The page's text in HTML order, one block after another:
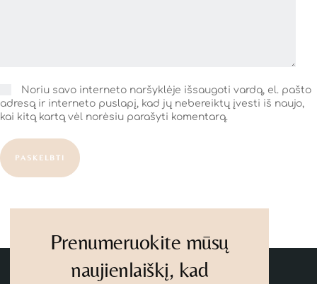
Noriu savo interneto naršyklėje išsaugoti vardą, el. pašto
adresą ir interneto puslapį, kad jų nebereiktų įvesti iš naujo,
kai kitą kartą vėl norėsiu parašyti komentarą.
PASKELBTI
Prenumeruokite mūsų
naujienlaiškį, kad